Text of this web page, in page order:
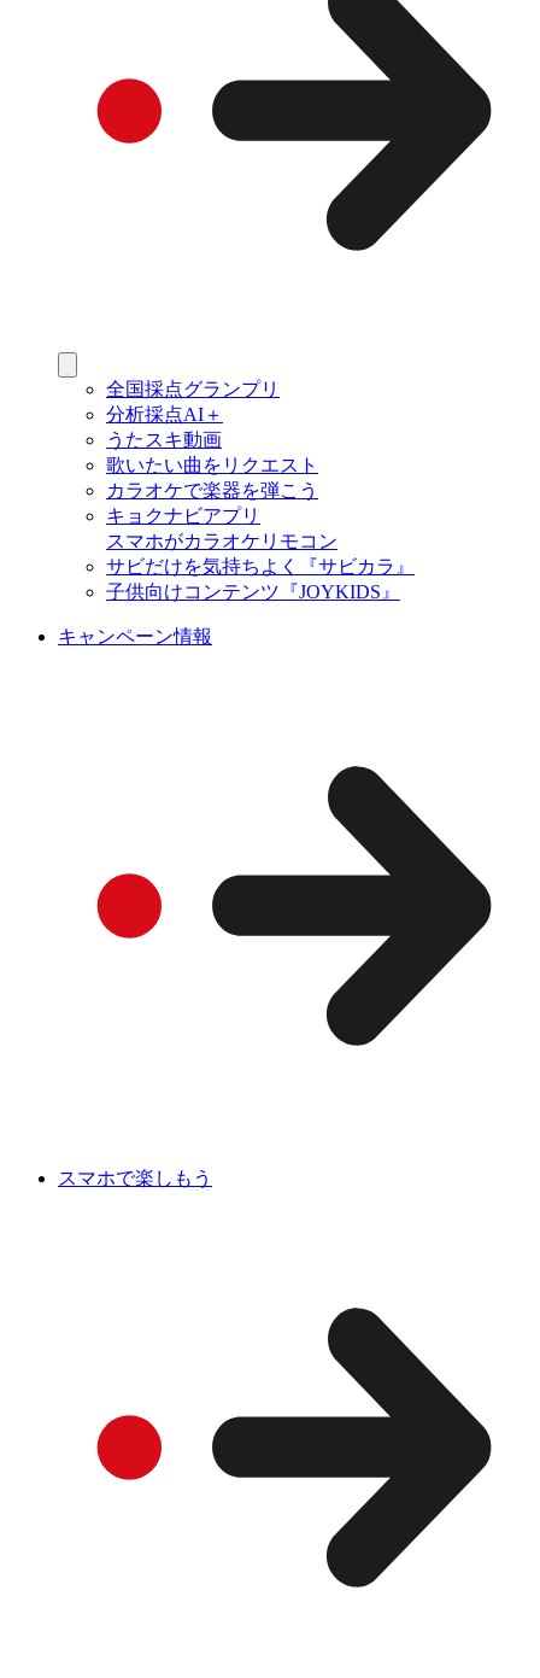
全国採点グランプリ
分析採点AI＋
うたスキ動画
歌いたい曲をリクエスト
カラオケで楽器を弾こう
キョクナビアプリ
スマホがカラオケリモコン
サビだけを気持ちよく『サビカラ』
子供向けコンテンツ『JOYKIDS』
キャンペーン情報
スマホで楽しもう